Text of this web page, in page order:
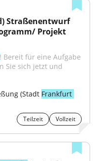
Straßenentwurf
Projekt
! Bereit für eine Aufgabe
Sie sich jetzt und
(Stadt Frankfurt
Teilzeit Vollzeit